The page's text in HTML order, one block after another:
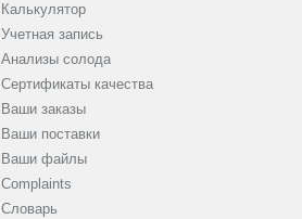
Калькулятор
Учетная запись
Анализы солода
Сертификаты качества
Ваши заказы
Ваши поставки
Ваши файлы
Complaints
Словарь